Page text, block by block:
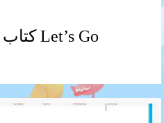
كتاب الانجليزية للمبتدئين Let’s Go